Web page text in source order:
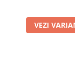
VEZI